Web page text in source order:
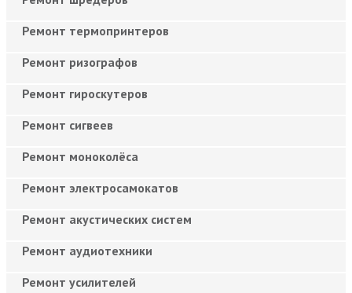
Ремонт термопринтеров
Ремонт ризографов
Ремонт гироскутеров
Ремонт сигвеев
Ремонт моноколёса
Ремонт электросамокатов
Ремонт акустических систем
Ремонт аудиотехники
Ремонт усилителей